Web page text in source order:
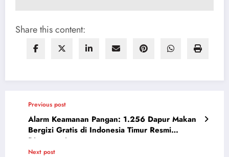
Share this content:
Previous post
Alarm Keamanan Pangan: 1.256 Dapur Makan
Bergizi Gratis di Indonesia Timur Resmi
Disuspensi
Next post